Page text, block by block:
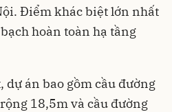
Điểm khác biệt lớn nhất
hoàn toàn hạ tầng
án bao gồm cầu đường
18,5m và cầu đường